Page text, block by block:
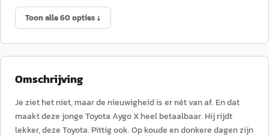
Toon alle 60 opties ↓
Omschrijving
Je ziet het niet, maar de nieuwigheid is er nét van af. En dat
maakt deze jonge Toyota Aygo X heel betaalbaar. Hij rijdt
lekker, deze Toyota. Pittig ook. Op koude en donkere dagen zijn